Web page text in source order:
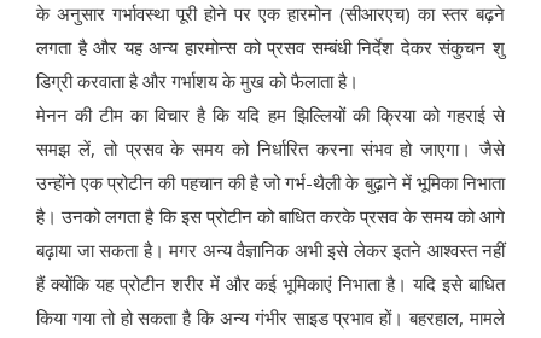
के अनुसार गर्भावस्था पूरी होने पर एक हारमोन (सीआरएच) का स्तर बढ़ने
लगता है और यह अन्य हारमोन्स को प्रसव सम्बंधी निर्देश देकर संकुचन शु
डिग्री करवाता है और गर्भाशय के मुख को फैलाता है।
मेनन की टीम का विचार है कि यदि हम झिल्लियों की क्रिया को गहराई से
समझ लें, तो प्रसव के समय को निर्धारित करना संभव हो जाएगा। जैसे
उन्होंने एक प्रोटीन की पहचान की है जो गर्भ-थैली के बुढ़ाने में भूमिका निभाता
है। उनको लगता है कि इस प्रोटीन को बाधित करके प्रसव के समय को आगे
बढ़ाया जा सकता है। मगर अन्य वैज्ञानिक अभी इसे लेकर इतने आश्वस्त नहीं
हैं क्योंकि यह प्रोटीन शरीर में और कई भूमिकाएं निभाता है। यदि इसे बाधित
किया गया तो हो सकता है कि अन्य गंभीर साइड प्रभाव हों। बहरहाल, मामले